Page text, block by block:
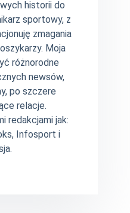
historii do
sportowy, z
zmagania
Moja
różnorodne
newsów,
po szczere
relacje.
redakcjami jak:
Infosport i